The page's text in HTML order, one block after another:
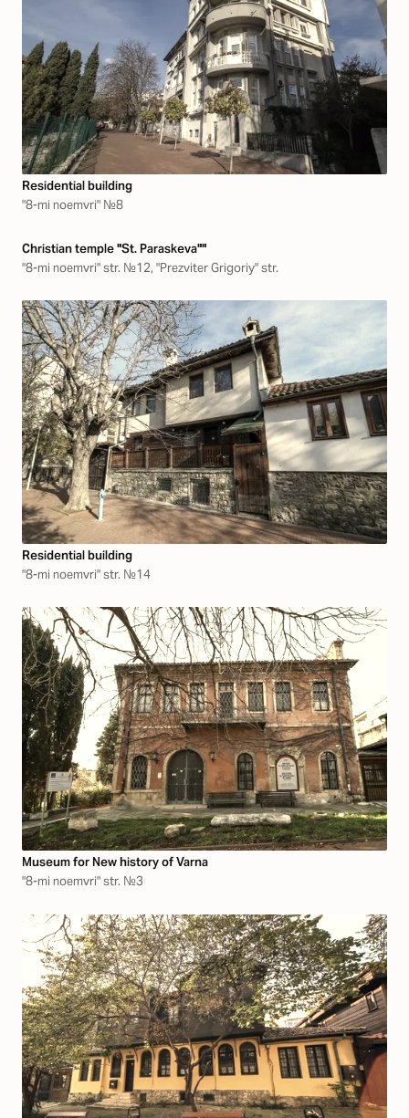
Residential building
"8-mi noemvri" №8
Christian temple "St. Paraskeva""
"8-mi noemvri" str. №12, "Prezviter Grigoriy" str.
Residential building
"8-mi noemvri" str. №14
Museum for New history of Varna
"8-mi noemvri" str. №3